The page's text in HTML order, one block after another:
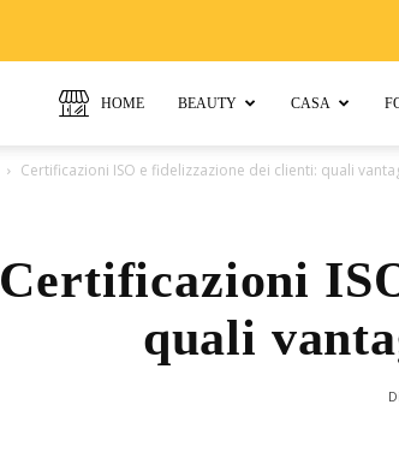
HOME BEAUTY CASA
Certificazioni ISO e fidelizzazione dei clienti: quali
Certificazioni
quali
Di